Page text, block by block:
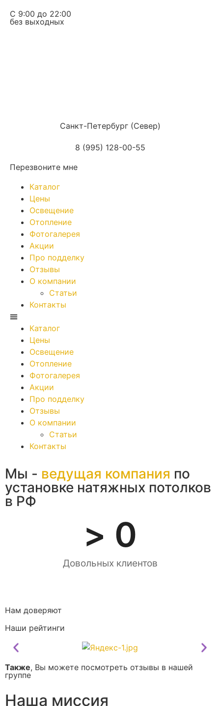
С 9:00 до 22:00
без выходных
Санкт-Петербург (Север)
8 (995) 128-00-55
Перезвоните мне
Каталог
Цены
Освещение
Отопление
Фотогалерея
Акции
Про подделку
Отзывы
О компании
Статьи
Контакты
Каталог
Цены
Освещение
Отопление
Фотогалерея
Акции
Про подделку
Отзывы
О компании
Статьи
Контакты
Мы - ведущая компания по
установке натяжных потолков
в РФ
> 0
Довольных клиентов
Нам доверяют
Наши рейтинги
Также, Вы можете посмотреть отзывы в нашей
группе
Наша миссия